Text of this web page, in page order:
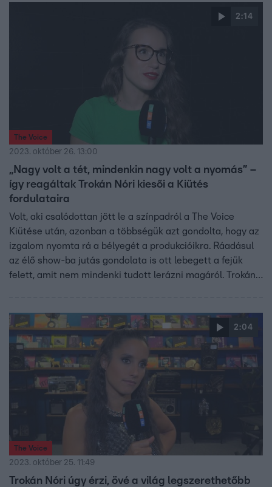
2:14
The Voice
2023. október 26. 13:00
„Nagy volt a tét, mindenkin nagy volt a nyomás” –
így reagáltak Trokán Nóri kiesői a Kiütés
fordulataira
Volt, aki csalódottan jött le a színpadról a The Voice
Kiütése után, azonban a többségük azt gondolta, hogy az
izgalom nyomta rá a bélyegét a produkcióikra. Ráadásul
az élő show-ba jutás gondolata is ott lebegett a fejük
felett, amit nem mindenki tudott lerázni magáról. Trokán
is felidézték.
2:04
The Voice
2023. október 25. 11:49
Trokán Nóri úgy érzi, övé a világ legszerethetőbb